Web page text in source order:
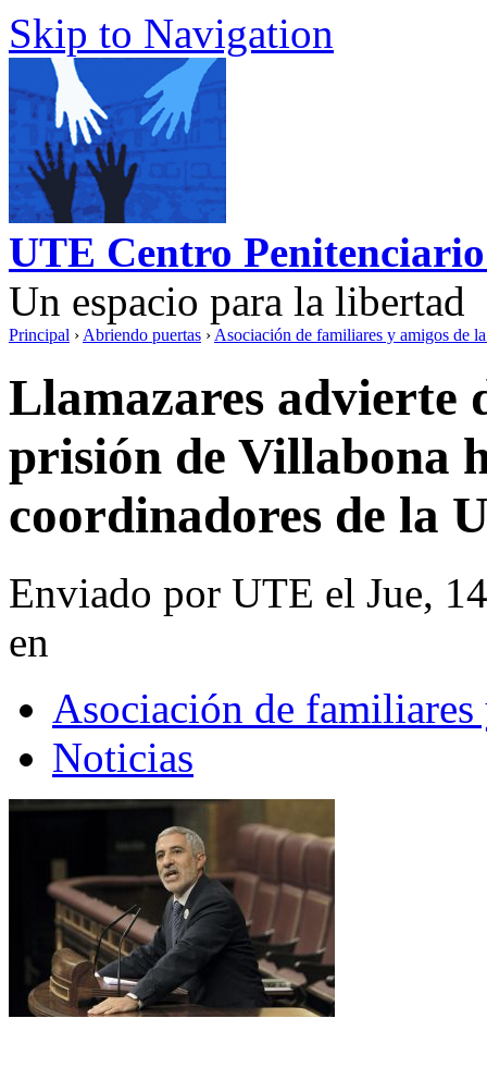
Skip to Navigation
UTE Centro
Un espacio para la libertad
Principal › Abriendo puertas › Asociación de familiares y amigos de
Llamazares advierte
prisión de Villabona
coordinadores de la
Enviado por UTE el Jue,
en
Asociación de
Noticias